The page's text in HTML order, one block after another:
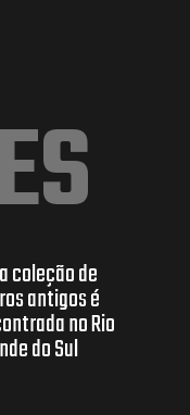
coleção de
antigos é
no Rio
do Sul